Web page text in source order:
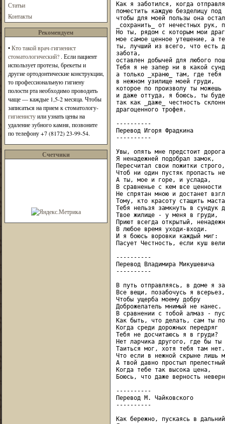
Статьи
Контакты
Рекомендуем
•Кто такой врач-гигиенист
стоматологический?. Если пациент
использует протезы, брекеты и
другие ортодонтические конструкции,
то профессиональную гигиену
полости рта необходимо проводить
чаще — каждые 1,5-2 месяца. Чтобы
записаться на прием к стоматологу-
гигиенистуили узнать цены на
удаление зубного камня, позвоните
по телефону +7 (8172) 23-99-54.
Счетчики
Как я заботился, когда
поместить каждую безделицу
чтобы для моей пользы она
_сохранить_ от нечестных рук,
Но ты, рядом с которым мои
мое самое ценное утешение, а
ты, лучший из всего, что есть
забота,
оставлен добычей для любого
Тебя я не запер ни в какой
а только _храню_ там, где
в нежном узилище моей груди,
которое по произволу ты
и даже оттуда, я боюсь, ты
так как _даже_ честность
драгоценного трофея.
----------
Перевод Игоря Фрадкина
----------
Увы, опять мне предстоит
Я ненадежней подобрал замок,
Пересчитал свои пожитки строго,
Чтоб ни один пустяк пропасть
А ты, мое и горе, и услада,
В сравненье с кем все ценности
Не спрятан мною и достанет
Тому, кто красоту стащить
Тебя нельзя замкнуть в сундук
Твое жилище - у меня в груди,
Приют всегда открытый,
В любое время уходи-входи.
И я боюсь воровки каждый миг:
Пасует Честность, если куш
----------
Перевод Владимира Микушевича
----------
В путь отправляясь, в доме я
Все вещи, позабочусь я всерьез,
Чтобы ущерба моему добру
Доброжелатель мнимый не нанес.
В сравнении с тобой алмаз -
Как быть, что делать, сам ты
Когда среди дорожных передряг
Тебя не досчитаюсь я в груди?
Нет ларчика другого, где бы ты
Таиться мог, хотя тебя там нет.
Что если в нежной скрыне лишь
А твой давно простыл
Когда тебе так высока цена,
Боюсь, что даже верность
----------
Перевод М. Чайковского
----------
Как бережно, пускаясь в